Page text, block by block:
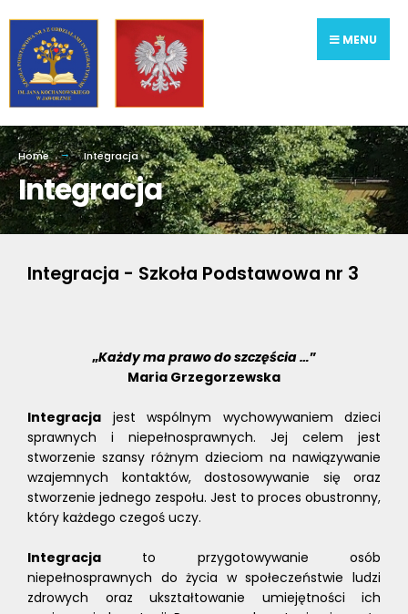
MENU
Home Integracja
Integracja
Integracja - Szkoła Podstawowa nr 3
„Każdy ma prawo do szczęścia …”
Maria Grzegorzewska
Integracja jest wspólnym wychowywaniem dzieci
sprawnych i niepełnosprawnych. Jej celem jest
stworzenie szansy różnym dzieciom na nawiązywanie
wzajemnych kontaktów, dostosowywanie się oraz
stworzenie jednego zespołu. Jest to proces obustronny,
który każdego czegoś uczy.
Integracja to przygotowywanie osób
niepełnosprawnych do życia w społeczeństwie ludzi
zdrowych oraz ukształtowanie umiejętności ich